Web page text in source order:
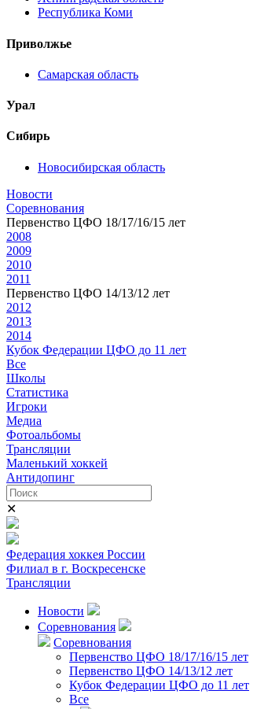
Республика Коми
Приволжье
Самарская область
Урал
Сибирь
Новосибирская область
Новости
Соревнования
Первенство ЦФО 18/17/16/15 лет
2008
2009
2010
2011
Первенство ЦФО 14/13/12 лет
2012
2013
2014
Кубок Федерации ЦФО до 11 лет
Все
Школы
Статистика
Игроки
Медиа
Фотоальбомы
Трансляции
Маленький хоккей
Антидопинг
✕
Федерация хоккея России
Филиал в г. Воскресенске
Трансляции
Новости
Соревнования
Соревнования
Первенство ЦФО 18/17/16/15 лет
Первенство ЦФО 14/13/12 лет
Кубок Федерации ЦФО до 11 лет
Все